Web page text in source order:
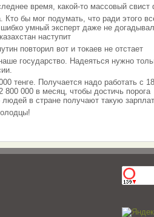
время, какой-то массовый свист
бы мог подумать, что ради этого
умный эксперт даже не
наступит
повторил вот и токаев не отстает
государство. Надеяться нужно
тенге. Получается надо работать с
800 000 в месяц, чтобы достичь порога
людей в стране получают такую